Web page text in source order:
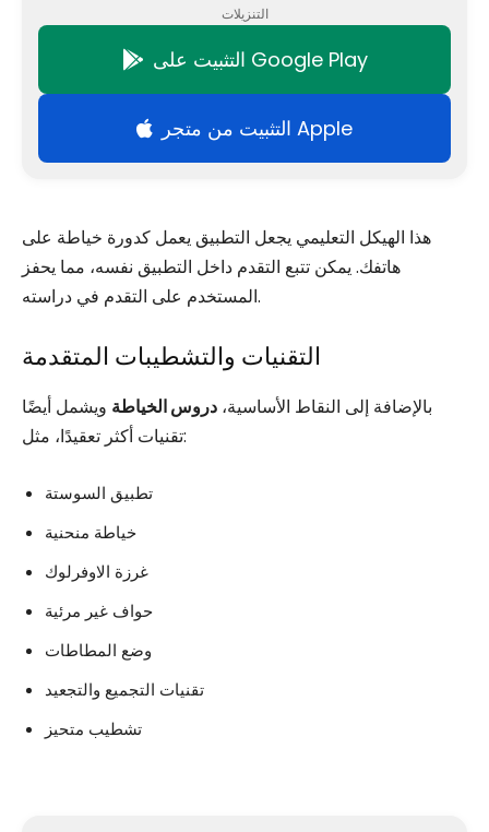
التنزيلات
التثبيت على Google Play
التثبيت من متجر Apple
هذا الهيكل التعليمي يجعل التطبيق يعمل كدورة خياطة على
هاتفك. يمكن تتبع التقدم داخل التطبيق نفسه، مما يحفز
المستخدم على التقدم في دراسته.
التقنيات والتشطيبات المتقدمة
بالإضافة إلى النقاط الأساسية، دروس الخياطة ويشمل أيضًا
تقنيات أكثر تعقيدًا، مثل:
تطبيق السوستة
خياطة منحنية
غرزة الاوفرلوك
حواف غير مرئية
وضع المطاطات
تقنيات التجميع والتجعيد
تشطيب متحيز